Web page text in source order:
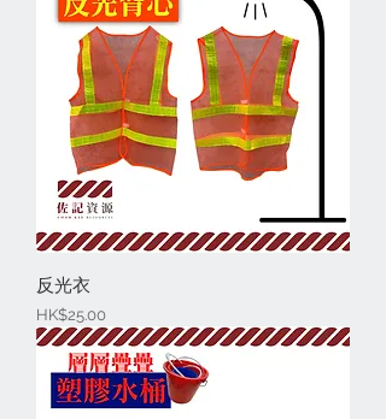
反光衣
價格
HK$25.00